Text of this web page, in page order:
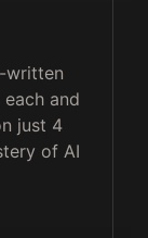
written
and
just 4
of AI